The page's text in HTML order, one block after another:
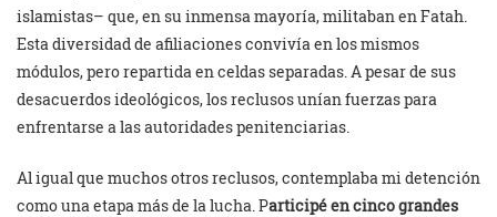
islamistas– que, en su inmensa mayoría, militaban en Fatah.
Esta diversidad de afiliaciones convivía en los mismos
módulos, pero repartida en celdas separadas. A pesar de sus
desacuerdos ideológicos, los reclusos unían fuerzas para
enfrentarse a las autoridades penitenciarias.
Al igual que muchos otros reclusos, contemplaba mi detención
como una etapa más de la lucha. Participé en cinco grandes